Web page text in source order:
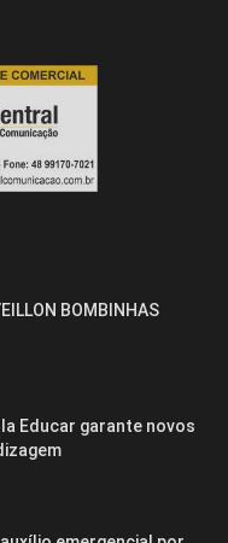
BOMBINHAS
Educar garante novos